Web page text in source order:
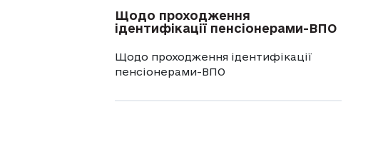
Щодо проходження
ідентифікації пенсіонерами-ВПО
Щодо проходження ідентифікації
пенсіонерами-ВПО